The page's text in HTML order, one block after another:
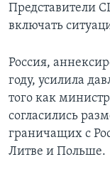
Представители
включать
Россия,
году, усилила
того как
согласились
граничащих с
Литве и Польше.